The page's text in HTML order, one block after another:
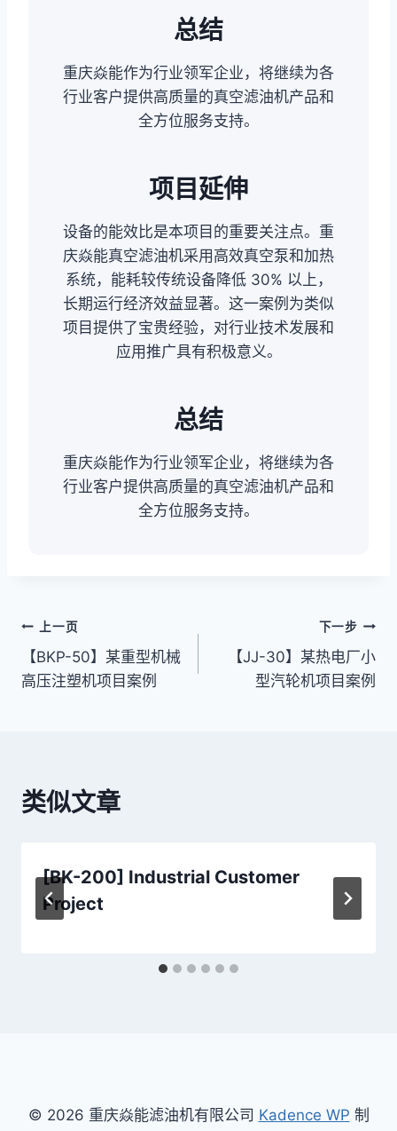
总结
重庆焱能作为行业领军企业，将继续为各
行业客户提供高质量的真空滤油机产品和
全方位服务支持。
项目延伸
设备的能效比是本项目的重要关注点。重
庆焱能真空滤油机采用高效真空泵和加热
系统，能耗较传统设备降低 30% 以上，
长期运行经济效益显著。这一案例为类似
项目提供了宝贵经验，对行业技术发展和
应用推广具有积极意义。
总结
重庆焱能作为行业领军企业，将继续为各
行业客户提供高质量的真空滤油机产品和
全方位服务支持。
文
章
上一页
【BKP-50】某重型机械
高压注塑机项目案例
下一步
【JJ-30】某热电厂小
型汽轮机项目案例
类似文章
[BK-200] Industrial Customer
Project
© 2026 重庆焱能滤油机有限公司 Kadence WP 制